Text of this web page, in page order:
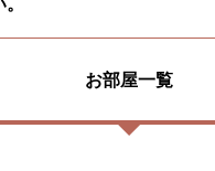
お部屋一覧